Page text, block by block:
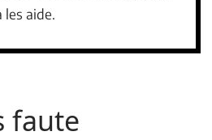
les aide.
faute